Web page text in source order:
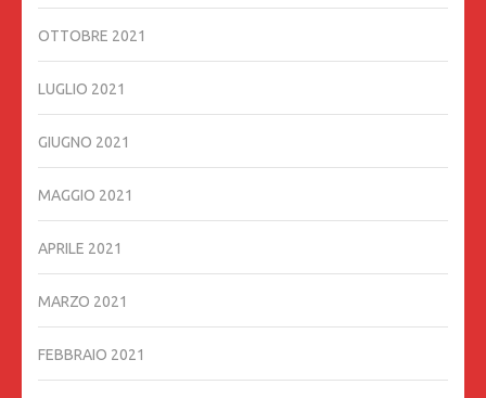
OTTOBRE 2021
LUGLIO 2021
GIUGNO 2021
MAGGIO 2021
APRILE 2021
MARZO 2021
FEBBRAIO 2021